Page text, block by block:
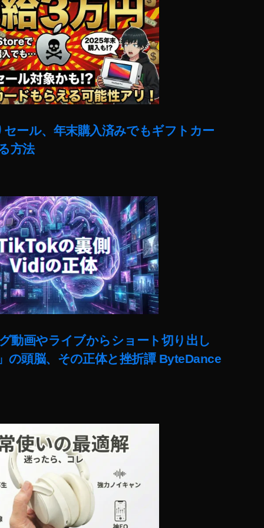
ール、年末購入済みでもギフトカー
方法
動画やライブからショート切り出し
の頭脳、その正体と挫折譚 ByteDance